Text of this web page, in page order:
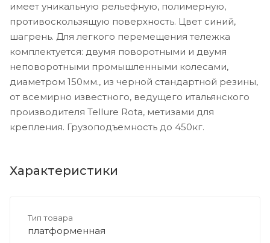
имеет уникальную рельефную, полимерную,
противоскользящую поверхность. Цвет синий,
шагрень. Для легкого перемещения тележка
комплектуется: двумя поворотными и двумя
неповоротными промышленными колесами,
диаметром 150мм., из черной стандартной резины,
от всемирно известного, ведущего итальянского
производителя Tellure Rota, метизами для
крепления. Грузоподъемность до 450кг.
Характеристики
Тип товара
платформенная